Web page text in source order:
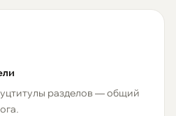
разделов — общий